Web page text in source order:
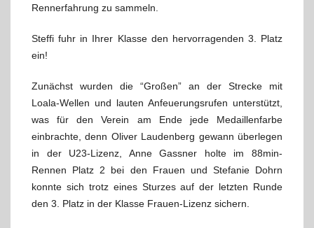
Rennerfahrung zu sammeln.
Steffi fuhr in Ihrer Klasse den hervorragenden 3. Platz
ein!
Zunächst wurden die “Großen” an der Strecke mit
Loala-Wellen und lauten Anfeuerungsrufen unterstützt,
was für den Verein am Ende jede Medaillenfarbe
einbrachte, denn Oliver Laudenberg gewann überlegen
in der U23-Lizenz, Anne Gassner holte im 88min-
Rennen Platz 2 bei den Frauen und Stefanie Dohrn
konnte sich trotz eines Sturzes auf der letzten Runde
den 3. Platz in der Klasse Frauen-Lizenz sichern.